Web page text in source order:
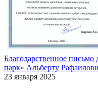
Благодарственное
парк» Альберту
23 января 2025